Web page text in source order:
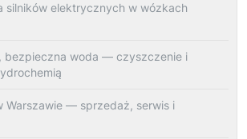
silników elektrycznych w wózkach
bezpieczna woda — czyszczenie i
Warszawie — sprzedaż, serwis i